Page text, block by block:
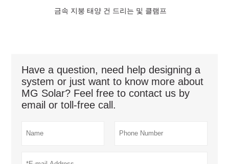
금속 지붕 태양 건 드리는 및 클램프
Have a question, need help designing a
system or just want to know more about
MG Solar? Feel free to contact us by
email or toll-free call.